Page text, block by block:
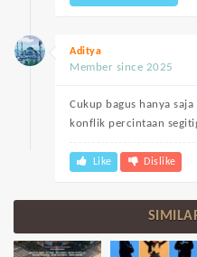
Aditya
Member since 2025
Cukup bagus hanya
konflik percintaan
Like Dislike